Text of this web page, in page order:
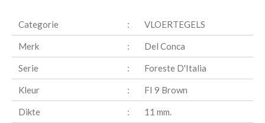
Categorie : VLOERTEGELS
Merk : Del Conca
Serie : Foreste D'Italia
Kleur : FI 9 Brown
Dikte : 11 mm.